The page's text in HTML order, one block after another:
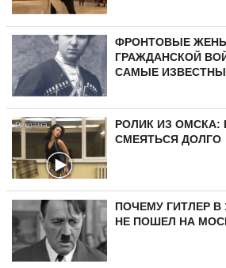
ФРОНТОВЫЕ
ГРАЖДАНСКОЙ
САМЫЕ
РОЛИК ИЗ ОМСКА:
СМЕЯТЬСЯ ДОЛГО
ПОЧЕМУ ГИТЛЕР В
НЕ ПОШЕЛ НА